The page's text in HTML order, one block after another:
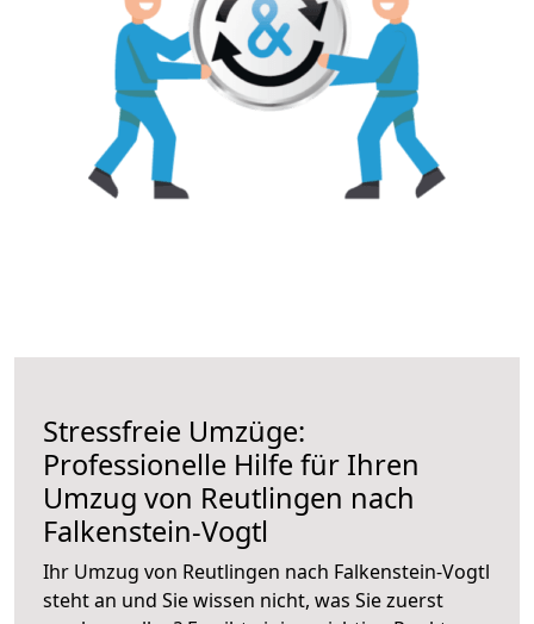
Stressfreie Umzüge:
Professionelle Hilfe für Ihren
Umzug von Reutlingen nach
Falkenstein-Vogtl
Ihr Umzug von Reutlingen nach Falkenstein-Vogtl
steht an und Sie wissen nicht, was Sie zuerst